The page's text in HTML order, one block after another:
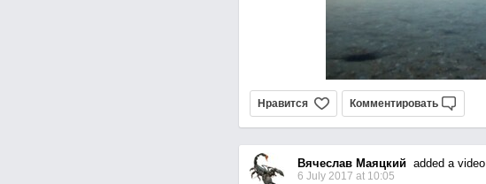
Нравится Комментировать
Вячеслав Маяцкийadded a video
6 July 2017 at 10:05